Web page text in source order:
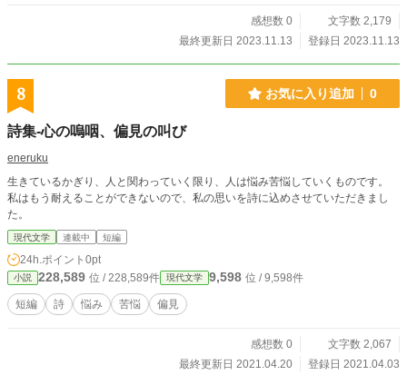
感想数 0
文字数 2,179
最終更新日 2023.11.13
登録日 2023.11.13
8 お気に入り追加 0
詩集-心の嗚咽、偏見の叫び
eneruku
生きているかぎり、人と関わっていく限り、人は悩み苦悩していくものです。
私はもう耐えることができないので、私の思いを詩に込めさせていただきまし
た。
現代文学 連載中 短編
24h.ポイント 0pt
小説 228,589 位 / 228,589件 現代文学 9,598 位 / 9,598件
短編 詩 悩み 苦悩 偏見
感想数 0
文字数 2,067
最終更新日 2021.04.20
登録日 2021.04.03